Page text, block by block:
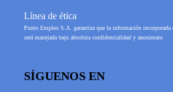
Línea de ética
Punto Empleo S.A. garantiza que la información incorporada
será manejada bajo absoluta confidencialidad y anonimato
SÍGUENOS EN